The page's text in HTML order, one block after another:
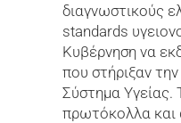
διαγνωστικούς
standards
Κυβέρνηση να
που στήριξαν
Σύστημα
πρωτόκολλα και